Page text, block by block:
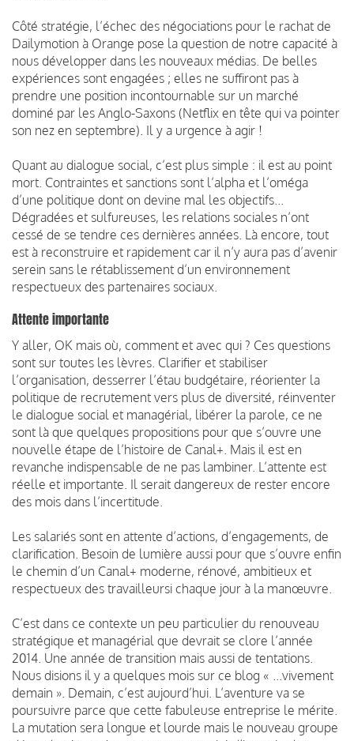
Côté stratégie, l’échec des négociations pour le rachat de
Dailymotion à Orange pose la question de notre capacité à
nous développer dans les nouveaux médias. De belles
expériences sont engagées ; elles ne suffiront pas à
prendre une position incontournable sur un marché
dominé par les Anglo-Saxons (Netflix en tête qui va pointer
son nez en septembre). Il y a urgence à agir !
Quant au dialogue social, c’est plus simple : il est au point
mort. Contraintes et sanctions sont l’alpha et l’oméga
d’une politique dont on devine mal les objectifs...
Dégradées et sulfureuses, les relations sociales n’ont
cessé de se tendre ces dernières années. Là encore, tout
est à reconstruire et rapidement car il n’y aura pas d’avenir
serein sans le rétablissement d’un environnement
respectueux des partenaires sociaux.
Attente importante
Y aller, OK mais où, comment et avec qui ? Ces questions
sont sur toutes les lèvres. Clarifier et stabiliser
l’organisation, desserrer l’étau budgétaire, réorienter la
politique de recrutement vers plus de diversité, réinventer
le dialogue social et managérial, libérer la parole, ce ne
sont là que quelques propositions pour que s’ouvre une
nouvelle étape de l’histoire de Canal+. Mais il est en
revanche indispensable de ne pas lambiner. L’attente est
réelle et importante. Il serait dangereux de rester encore
des mois dans l’incertitude.
Les salariés sont en attente d’actions, d’engagements, de
clarification. Besoin de lumière aussi pour que s’ouvre enfin
le chemin d’un Canal+ moderne, rénové, ambitieux et
respectueux des travailleursi chaque jour à la manœuvre.
C’est dans ce contexte un peu particulier du renouveau
stratégique et managérial que devrait se clore l’année
2014. Une année de transition mais aussi de tentations.
Nous disions il y a quelques mois sur ce blog « ...vivement
demain ». Demain, c’est aujourd’hui. L’aventure va se
poursuivre parce que cette fabuleuse entreprise le mérite.
La mutation sera longue et lourde mais le nouveau groupe